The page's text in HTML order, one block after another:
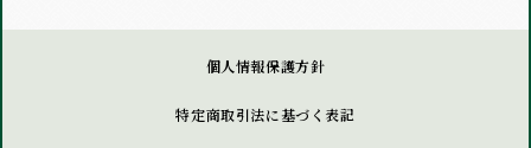
個人情報保護方針
特定商取引法に基づく表記